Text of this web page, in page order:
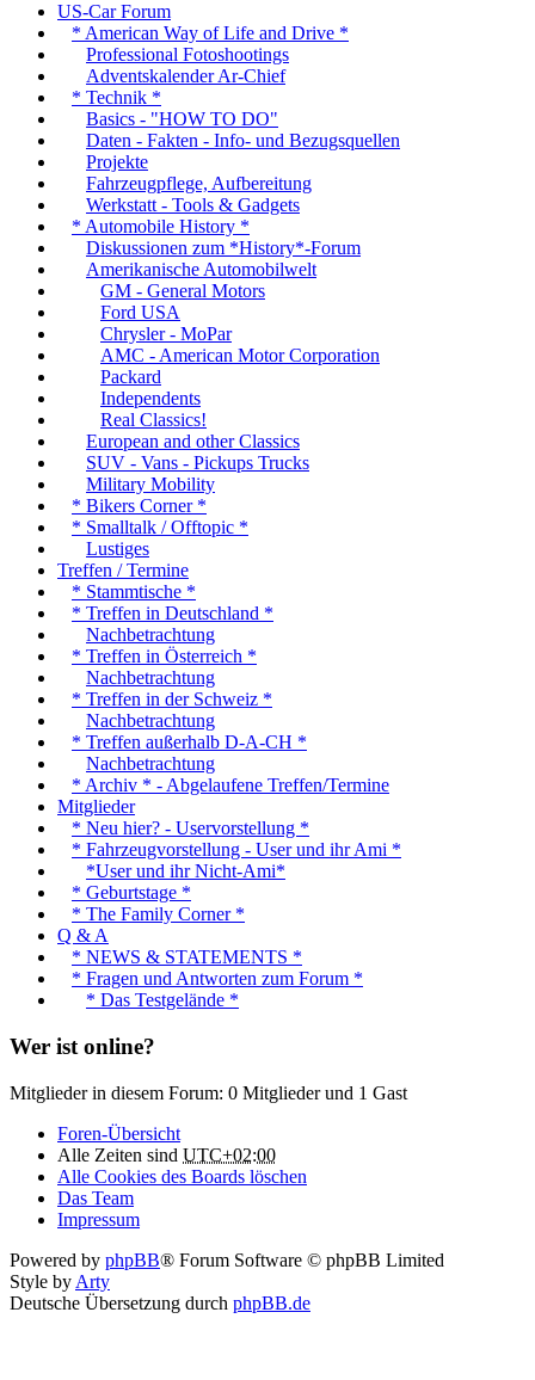
US-Car Forum
* American Way of Life and Drive *
Professional Fotoshootings
Adventskalender Ar-Chief
* Technik *
Basics - "HOW TO DO"
Daten - Fakten - Info- und Bezugsquellen
Projekte
Fahrzeugpflege, Aufbereitung
Werkstatt - Tools & Gadgets
* Automobile History *
Diskussionen zum *History*-Forum
Amerikanische Automobilwelt
GM - General Motors
Ford USA
Chrysler - MoPar
AMC - American Motor Corporation
Packard
Independents
Real Classics!
European and other Classics
SUV - Vans - Pickups Trucks
Military Mobility
* Bikers Corner *
* Smalltalk / Offtopic *
Lustiges
Treffen / Termine
* Stammtische *
* Treffen in Deutschland *
Nachbetrachtung
* Treffen in Österreich *
Nachbetrachtung
* Treffen in der Schweiz *
Nachbetrachtung
* Treffen außerhalb D-A-CH *
Nachbetrachtung
* Archiv * - Abgelaufene Treffen/Termine
Mitglieder
* Neu hier? - Uservorstellung *
* Fahrzeugvorstellung - User und ihr Ami *
*User und ihr Nicht-Ami*
* Geburtstage *
* The Family Corner *
Q & A
* NEWS & STATEMENTS *
* Fragen und Antworten zum Forum *
* Das Testgelände *
Wer ist online?
Mitglieder in diesem Forum: 0 Mitglieder und 1 Gast
Foren-Übersicht
Alle Zeiten sind UTC+02:00
Alle Cookies des Boards löschen
Das Team
Impressum
Powered by phpBB® Forum Software © phpBB Limited
Style by Arty
Deutsche Übersetzung durch phpBB.de